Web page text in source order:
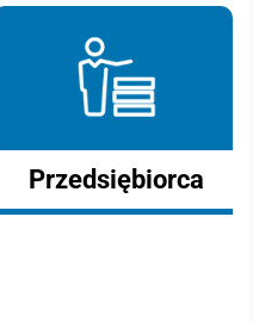
Przedsiębiorca